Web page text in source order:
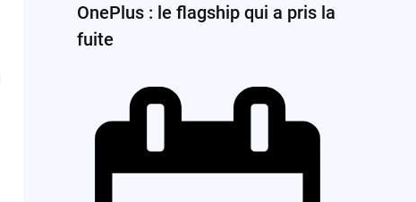
OnePlus : le flagship qui a pris la
fuite